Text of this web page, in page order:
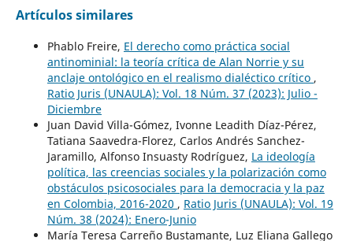
Artículos similares
Phablo Freire, El derecho como práctica social
antinominial: la teoría crítica de Alan Norrie y su
anclaje ontológico en el realismo dialéctico crítico ,
Ratio Juris (UNAULA): Vol. 18 Núm. 37 (2023): Julio -
Diciembre
Juan David Villa-Gómez, Ivonne Leadith Díaz-Pérez,
Tatiana Saavedra-Florez, Carlos Andrés Sanchez-
Jaramillo, Alfonso Insuasty Rodríguez, La ideología
política, las creencias sociales y la polarización como
obstáculos psicosociales para la democracia y la paz
en Colombia, 2016-2020 , Ratio Juris (UNAULA): Vol. 19
Núm. 38 (2024): Enero-Junio
María Teresa Carreño Bustamante, Luz Eliana Gallego